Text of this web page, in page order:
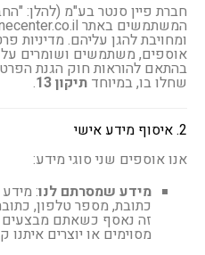
חברת פיין סנטר בע"מ (להלן:
ומחויבת להגן עליהם. מדיניות
אוספים, משתמשים ושומרים על
שחלו בו, במיוחד תיקון 13 .
2. איסוף מידע אישי
אנו אוספים שני סוגי מידע:
מידע שמסרתם לנו:
כתובת, מספר טלפון,
זה נאסף כשאתם מבצעים
מסוימים או יוצרים איתנו